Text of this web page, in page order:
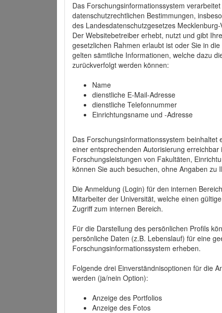
Das Forschungsinformationssystem
datenschutzrechtlichen Bestimmungen,
des Landesdatenschutzgesetzes
Der Websitebetreiber erhebt, nutzt und gibt
gesetzlichen Rahmen erlaubt ist oder Sie in
gelten sämtliche Informationen, welche dazu
zurückverfolgt werden können:
Name
dienstliche E-Mail-Adresse
dienstliche Telefonnummer
Einrichtungsname und -Adresse
Das Forschungsinformationssystem beinhaltet
einer entsprechenden Autorisierung
Forschungsleistungen von Fakultäten,
können Sie auch besuchen, ohne Angaben zu
Die Anmeldung (Login) für den internen
Mitarbeiter der Universität, welche einen
Zugriff zum internen Bereich.
Für die Darstellung des persönlichen Profils
persönliche Daten (z.B. Lebenslauf) für eine
Forschungsinformationssystem erheben.
Folgende drei Einverständnisoptionen für die
werden (ja/nein Option):
Anzeige des Portfolios
Anzeige des Fotos